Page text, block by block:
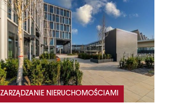
ZARZĄDZANIE NIERUCHOMOŚCIAMI